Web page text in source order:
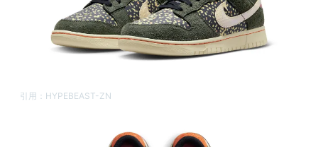
引用： HYPEBEAST-ZN